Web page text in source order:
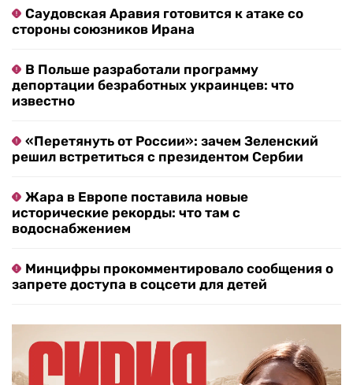
Саудовская Аравия готовится к атаке со
стороны союзников Ирана
В Польше разработали программу
депортации безработных украинцев: что
известно
«Перетянуть от России»: зачем Зеленский
решил встретиться с президентом Сербии
Жара в Европе поставила новые
исторические рекорды: что там с
водоснабжением
Минцифры прокомментировало сообщения о
запрете доступа в соцсети для детей